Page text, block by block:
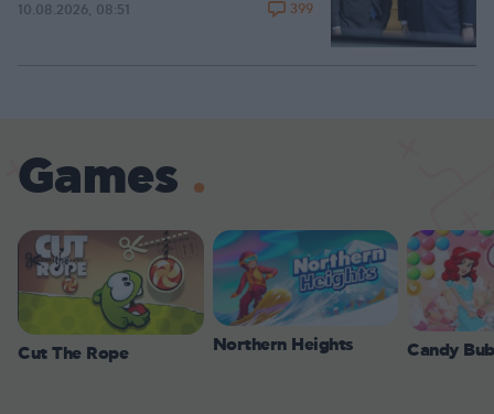
10.08.2026, 08:51 399
Games
Cut The Rope Northern Heights Candy